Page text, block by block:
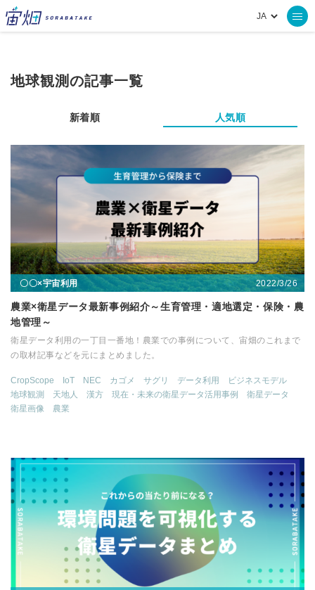
地球観測の記事一覧
新着順 人気順
〇〇×宇宙利用 2022/3/26
農業×衛星データ最新事例紹介～生育管理・適地選定・保険・農
地管理～
衛星データ利用の一丁目一番地！農業での事例について、宙畑のこれまで
の取材記事などを元にまとめました。
CropScope IoT NEC カゴメ サグリ データ利用
ビジネスモデル
地球観測
天地人 漢方 現在・未来の衛星データ活用事例
衛星データ
衛星画像
農業